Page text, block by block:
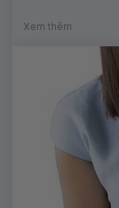
Xem thêm